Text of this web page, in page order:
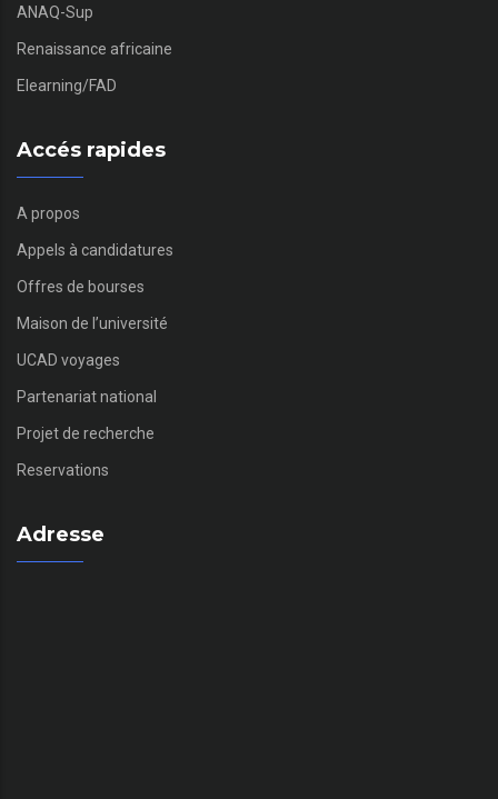
ANAQ-Sup
Renaissance africaine
Elearning/FAD
Accés rapides
A propos
Appels à candidatures
Offres de bourses
Maison de l’université
UCAD voyages
Partenariat national
Projet de recherche
Reservations
Adresse